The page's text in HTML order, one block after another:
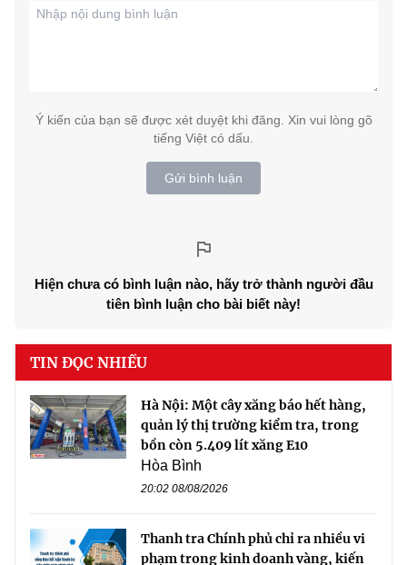
Ý kiến của bạn sẽ được xét duyệt khi đăng. Xin vui lòng gõ
tiếng Việt có dấu.
Gửi bình luận
Hiện chưa có bình luận nào, hãy trở thành người đầu
tiên bình luận cho bài biết này!
TIN ĐỌC NHIỀU
Hà Nội: Một cây xăng báo hết hàng,
quản lý thị trường kiểm tra, trong
bồn còn 5.409 lít xăng E10
Hòa Bình
20:02 08/08/2026
Thanh tra Chính phủ chỉ ra nhiều vi
phạm trong kinh doanh vàng, kiến